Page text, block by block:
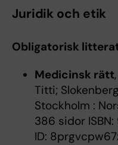
Juridik och etik
Obligatorisk
Medicinsk rätt
Titti;
Stockholm :
386 sidor ISBN:
ID: